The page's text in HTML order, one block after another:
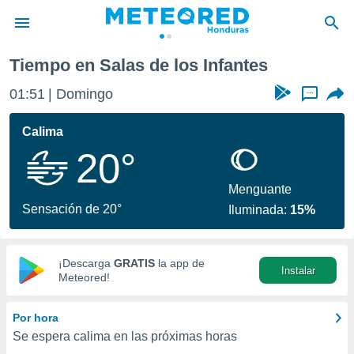
de
ha sido
calidad.
a este
las
y
digital
basada
Tiempo en Salas de los Infantes
01:51 Domingo ...
Calima
20°
Sensación de 20°
Menguante
Iluminada: 15%
¡Descarga GRATIS la app de
Meteored!
Instalar
Por hora
Se espera calima en las próximas horas